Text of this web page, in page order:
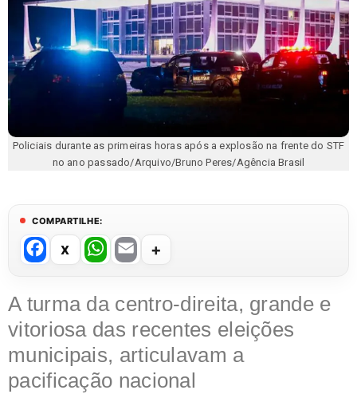
Policiais durante as primeiras horas após a explosão na frente do STF
no ano passado/Arquivo/Bruno Peres/Agência Brasil
COMPARTILHE:
F
c
e
b
o
W
at
s
A
p
E
ail
A turma da centro-direita, grande e
vitoriosa das recentes eleições
municipais, articulavam a
pacificação nacional